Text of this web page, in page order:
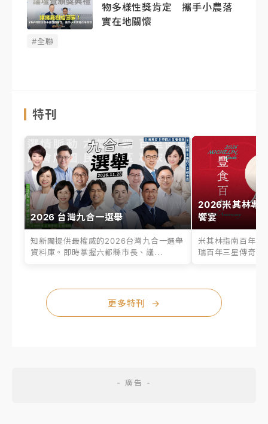
物多樣性獎肯定 攜手小農落
實在地關懷
#全聯
特刊
2026 台灣九合一選舉
知新聞提供最權威的2026台灣九合一選舉
資料庫。即時掌握六都縣市長、議...
2026米其林專
饗宴
米其林指南百年之
瑞百年三星傳奇、
更多特刊 →